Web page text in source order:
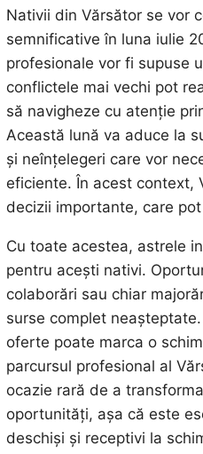
Nativii din Vărsător se vor
semnificative în luna iulie
profesionale vor fi supuse
conflictele mai vechi pot
să navigheze cu atenție
Această lună va aduce la
și neînțelegeri care vor
eficiente. În acest context,
decizii importante, care
Cu toate acestea, astrele
pentru acești nativi.
colaborări sau chiar
surse complet
oferte poate marca o
parcursul profesional al
ocazie rară de a
oportunități, așa că este
deschiși și receptivi la